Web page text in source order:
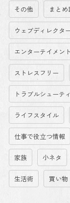
その他 まと
ウェブディレクタ
エンターテイメント
ストレスフリー
トラブルシューテ
ライフスタイル
仕事で役立つ情報
家族 小ネタ
生活術 買い物